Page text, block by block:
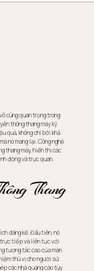
cùng quan trọng trong
thông thang máy kỹ
quả, không chỉ bởi khả
nó mang lại. Công nghệ
thang máy, hiển thị các
động và trực quan.
Thang
đáng kể. Đầu tiên, nó
trực tiếp và liên tục với
tương tác cao của màn
thú vị cho người sử
các nhà quảng cáo tùy